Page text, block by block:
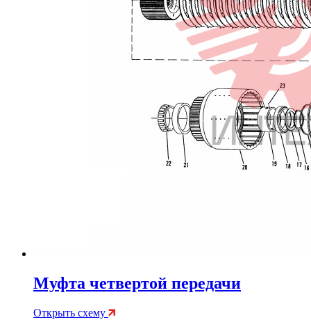
Муфта четвертой передачи
Открыть схему